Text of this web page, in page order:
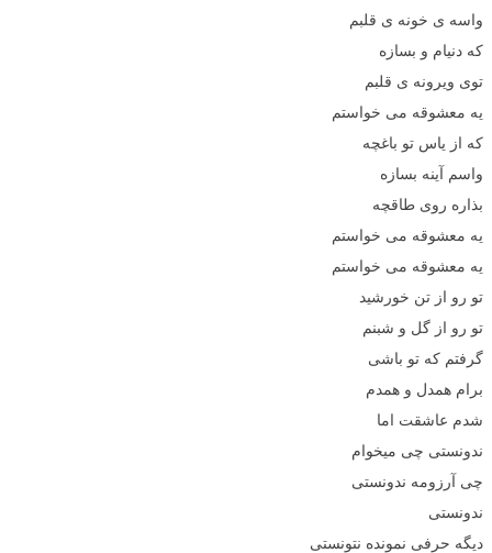
واسه ی خونه ی قلبم
که دنیام و بسازه
توی ویرونه ی قلبم
یه معشوقه می خواستم
که از یاس تو باغچه
واسم آینه بسازه
بذاره روی طاقچه
یه معشوقه می خواستم
یه معشوقه می خواستم
تو رو از تن خورشید
تو رو از گل و شبنم
گرفتم که تو باشی
برام همدل و همدم
شدم عاشقت اما
ندونستی چی میخوام
چی آرزومه ندونستی
ندونستی
دیگه حرفی نمونده نتونستی